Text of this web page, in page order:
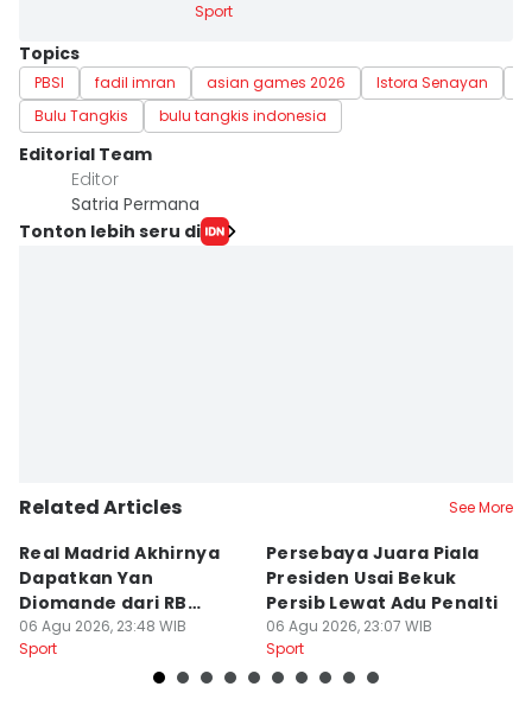
Sport
Topics
PBSI fadil imran asian games 2026 Istora Senayan
Bulu Tangkis
bulu tangkis indonesia
Editorial Team
Editor
Satria Permana
Tonton lebih seru di
Related Articles See More
Real Madrid Akhirnya
Dapatkan Yan
Diomande dari RB
Leipzig
06 Agu 2026, 23:48 WIB
Sport
Persebaya Juara Piala
Presiden Usai Bekuk
Persib Lewat Adu Penalti
06 Agu 2026, 23:07 WIB
Sport